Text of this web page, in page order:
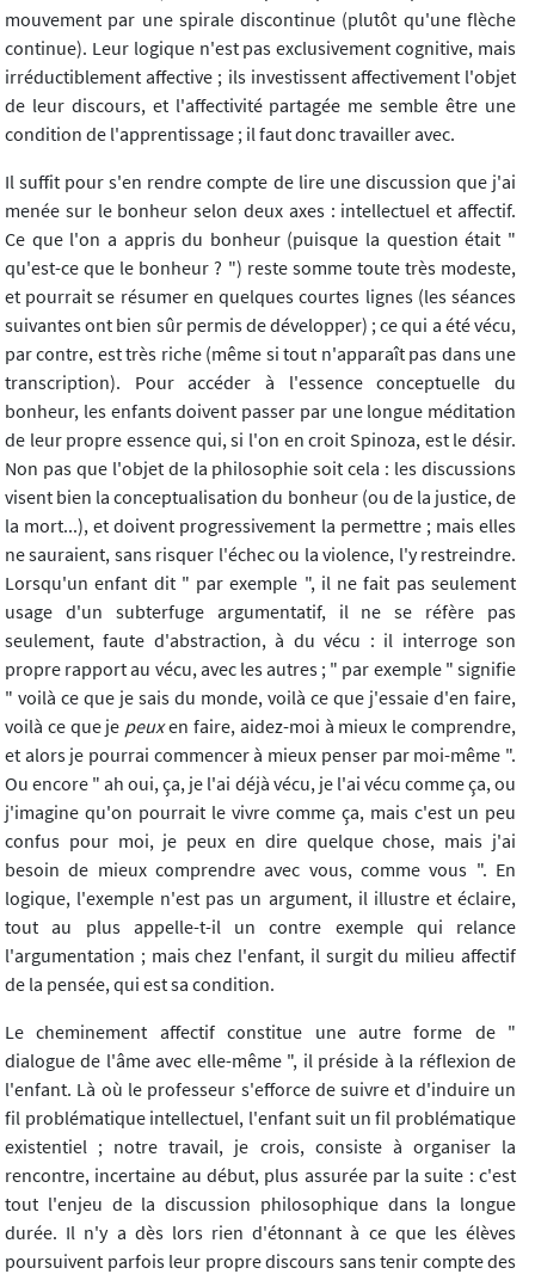
mouvement par une spirale discontinue (plutôt qu'une flèche
continue). Leur logique n'est pas exclusivement cognitive, mais
irréductiblement affective ; ils investissent affectivement l'objet
de leur discours, et l'affectivité partagée me semble être une
condition de l'apprentissage ; il faut donc travailler avec.
Il suffit pour s'en rendre compte de lire une discussion que j'ai
menée sur le bonheur selon deux axes : intellectuel et affectif.
Ce que l'on a appris du bonheur (puisque la question était "
qu'est-ce que le bonheur ? ") reste somme toute très modeste,
et pourrait se résumer en quelques courtes lignes (les séances
suivantes ont bien sûr permis de développer) ; ce qui a été vécu,
par contre, est très riche (même si tout n'apparaît pas dans une
transcription). Pour accéder à l'essence conceptuelle du
bonheur, les enfants doivent passer par une longue méditation
de leur propre essence qui, si l'on en croit Spinoza, est le désir.
Non pas que l'objet de la philosophie soit cela : les discussions
visent bien la conceptualisation du bonheur (ou de la justice, de
la mort...), et doivent progressivement la permettre ; mais elles
ne sauraient, sans risquer l'échec ou la violence, l'y restreindre.
Lorsqu'un enfant dit " par exemple ", il ne fait pas seulement
usage d'un subterfuge argumentatif, il ne se réfère pas
seulement, faute d'abstraction, à du vécu : il interroge son
propre rapport au vécu, avec les autres ; " par exemple " signifie
" voilà ce que je sais du monde, voilà ce que j'essaie d'en faire,
voilà ce que je peuxen faire, aidez-moi à mieux le comprendre,
et alors je pourrai commencer à mieux penser par moi-même ".
Ou encore " ah oui, ça, je l'ai déjà vécu, je l'ai vécu comme ça, ou
j'imagine qu'on pourrait le vivre comme ça, mais c'est un peu
confus pour moi, je peux en dire quelque chose, mais j'ai
besoin de mieux comprendre avec vous, comme vous ". En
logique, l'exemple n'est pas un argument, il illustre et éclaire,
tout au plus appelle-t-il un contre exemple qui relance
l'argumentation ; mais chez l'enfant, il surgit du milieu affectif
de la pensée, qui est sa condition.
Le cheminement affectif constitue une autre forme de "
dialogue de l'âme avec elle-même ", il préside à la réflexion de
l'enfant. Là où le professeur s'efforce de suivre et d'induire un
fil problématique intellectuel, l'enfant suit un fil problématique
existentiel ; notre travail, je crois, consiste à organiser la
rencontre, incertaine au début, plus assurée par la suite : c'est
tout l'enjeu de la discussion philosophique dans la longue
durée. Il n'y a dès lors rien d'étonnant à ce que les élèves
poursuivent parfois leur propre discours sans tenir compte des